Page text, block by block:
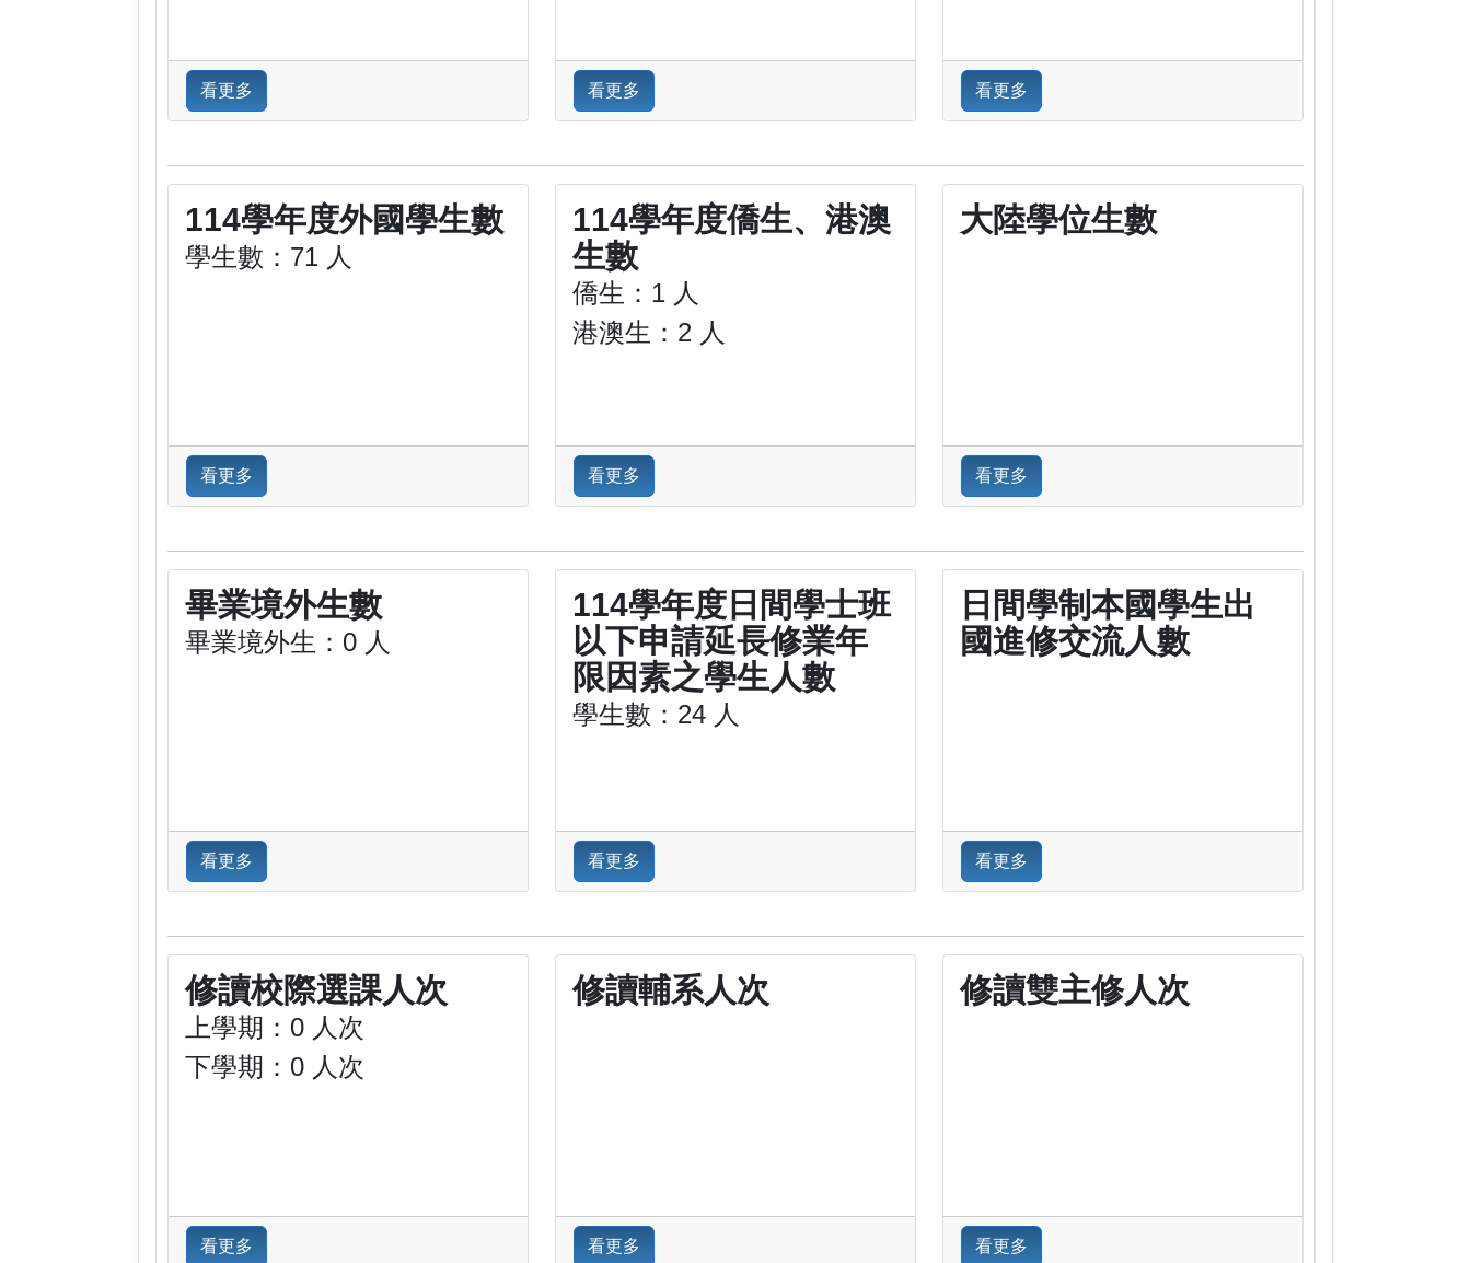
看更多 看更多 看更多
114學年度外國學生數
學生數：71 人
看更多
114學年度僑生、港澳
生數
僑生：1 人
港澳生：2 人
看更多
大陸學位生數
看更多
畢業境外生數
畢業境外生：0 人
看更多
114學年度日間學士班
以下申請延長修業年
限因素之學生人數
學生數：24 人
看更多
日間學制本國學生出
國進修交流人數
看更多
修讀校際選課人次
上學期：0 人次
下學期：0 人次
看更多
修讀輔系人次
看更多
修讀雙主修人次
看更多